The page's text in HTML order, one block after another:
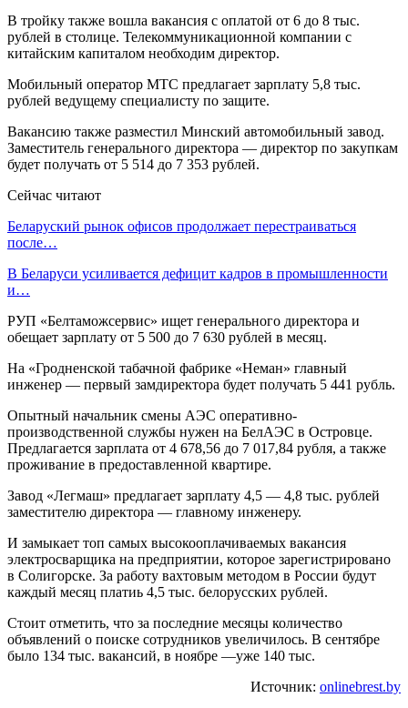
В тройку также вошла вакансия с оплатой от 6 до 8 тыс.
рублей в столице. Телекоммуникационной компании с
китайским капиталом необходим директор.
Мобильный оператор МТС предлагает зарплату 5,8 тыс.
рублей ведущему специалисту по защите.
Вакансию также разместил Минский автомобильный завод.
Заместитель генерального директора — директор по закупкам
будет получать от 5 514 до 7 353 рублей.
Сейчас читают
Беларуский рынок офисов продолжает перестраиваться
после…
В Беларуси усиливается дефицит кадров в промышленности
и…
РУП «Белтаможсервис» ищет генерального директора и
обещает зарплату от 5 500 до 7 630 рублей в месяц.
На «Гродненской табачной фабрике «Неман» главный
инженер — первый замдиректора будет получать 5 441 рубль.
Опытный начальник смены АЭС оперативно-
производственной службы нужен на БелАЭС в Островце.
Предлагается зарплата от 4 678,56 до 7 017,84 рубля, а также
проживание в предоставленной квартире.
Завод «Легмаш» предлагает зарплату 4,5 — 4,8 тыс. рублей
заместителю директора — главному инженеру.
И замыкает топ самых высокооплачиваемых вакансия
электросварщика на предприятии, которое зарегистрировано
в Солигорске. За работу вахтовым методом в России будут
каждый месяц платиь 4,5 тыс. белорусских рублей.
Стоит отметить, что за последние месяцы количество
объявлений о поиске сотрудников увеличилось. В сентябре
было 134 тыс. вакансий, в ноябре —уже 140 тыс.
Источник: onlinebrest.by